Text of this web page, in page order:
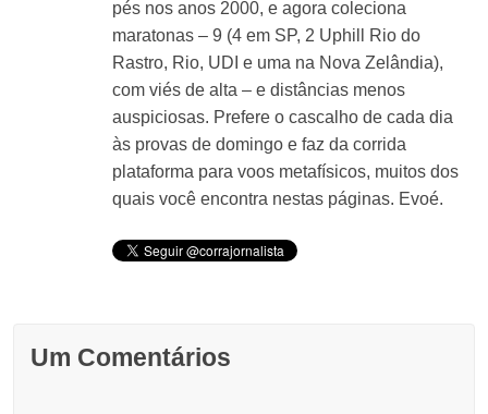
pés nos anos 2000, e agora coleciona
maratonas – 9 (4 em SP, 2 Uphill Rio do
Rastro, Rio, UDI e uma na Nova Zelândia),
com viés de alta – e distâncias menos
auspiciosas. Prefere o cascalho de cada dia
às provas de domingo e faz da corrida
plataforma para voos metafísicos, muitos dos
quais você encontra nestas páginas. Evoé.
Um Comentários